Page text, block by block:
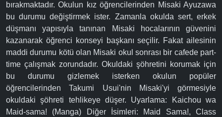
bırakmaktadır. Okulun kız öğrencilerinden Misaki Ayuzawa
bu durumu değiştirmek ister. Zamanla okulda sert, erkek
düşmanı yapısıyla tanınan Misaki hocalarının güvenini
kazanarak öğrenci konseyi başkanı seçilir. Fakat ailesinin
maddi durumu kötü olan Misaki okul sonrası bir cafede part-
time çalışmak zorundadır. Okuldaki şöhretini korumak için
bu durumu gizlemek isterken okulun popüler
öğrencilerinden Takumi Usui'nin Misaki'yi görmesiyle
okuldaki şöhreti tehlikeye düşer. Uyarlama: Kaichou wa
Maid-sama! (Manga) Diğer İsimleri: Maid Sama!, Class